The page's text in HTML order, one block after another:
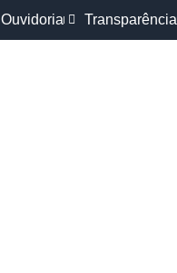
Ouvidoria Transparência